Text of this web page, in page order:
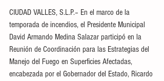
CIUDAD VALLES, S.L.P.– En el marco de la
temporada de incendios, el Presidente Municipal
David Armando Medina Salazar participó en la
Reunión de Coordinación para las Estrategias del
Manejo del Fuego en Superficies Afectadas,
encabezada por el Gobernador del Estado, Ricardo